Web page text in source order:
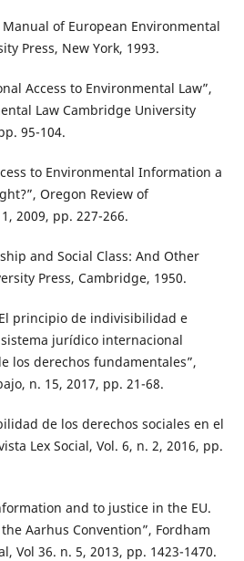
Manual of European Environmental
Press, New York, 1993.
Access to Environmental Law”,
Law Cambridge University
95-104.
to Environmental Information a
Oregon Review of
2009, pp. 227-266.
and Social Class: And Other
Press, Cambridge, 1950.
principio de indivisibilidad e
jurídico internacional
los derechos fundamentales”,
n. 15, 2017, pp. 21-68.
de los derechos sociales en el
Lex Social, Vol. 6, n. 2, 2016, pp.
and to justice in the EU.
Aarhus Convention”, Fordham
Vol 36. n. 5, 2013, pp. 1423-1470.